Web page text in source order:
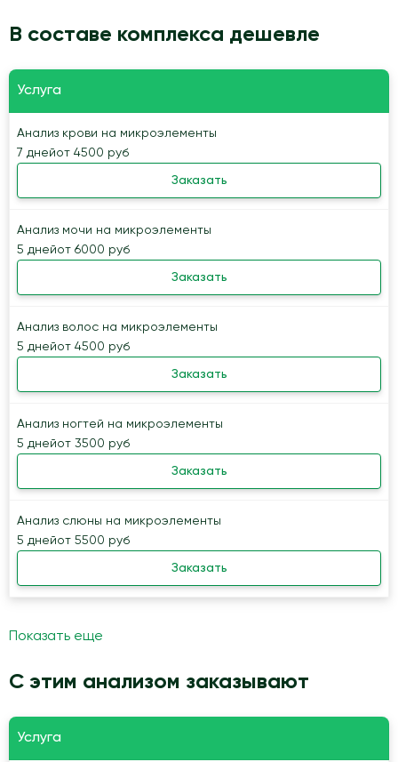
В составе комплекса дешевле
Услуга
Анализ крови на микроэлементы
7 днейот 4500 руб
Заказать
Анализ мочи на микроэлементы
5 днейот 6000 руб
Заказать
Анализ волос на микроэлементы
5 днейот 4500 руб
Заказать
Анализ ногтей на микроэлементы
5 днейот 3500 руб
Заказать
Анализ слюны на микроэлементы
5 днейот 5500 руб
Заказать
Показать еще
С этим анализом заказывают
Услуга